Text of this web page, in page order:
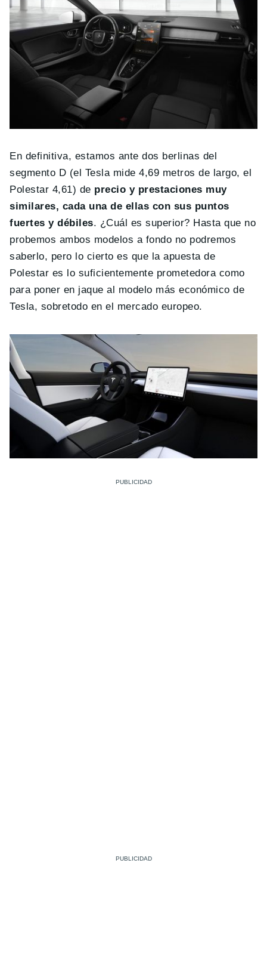
En definitiva, estamos ante dos berlinas del
segmento D (el Tesla mide 4,69 metros de largo, el
Polestar 4,61) de precio y prestaciones muy
similares, cada una de ellas con sus puntos
fuertes y débiles. ¿Cuál es superior? Hasta que no
probemos ambos modelos a fondo no podremos
saberlo, pero lo cierto es que la apuesta de
Polestar es lo suficientemente prometedora como
para poner en jaque al modelo más económico de
Tesla, sobretodo en el mercado europeo.